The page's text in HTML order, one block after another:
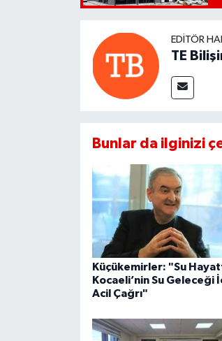
EDITÖR
TE
Bunlar da ilginizi
Küçükemirler: "Su
Kocaeli’nin Su Geleceği
Acil Çağrı"